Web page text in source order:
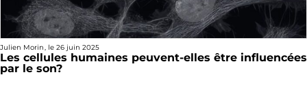
Julien Morin, le 26 juin 2025
Les cellules humaines peuvent-elles être influencées
par le son?